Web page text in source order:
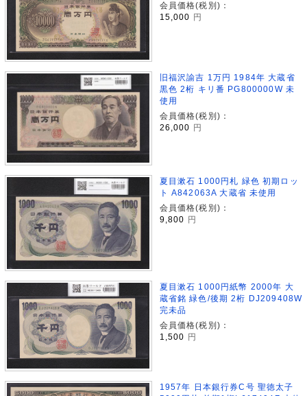
会員価格(税別)：
15,000
円
旧福沢諭吉 1万円 1984年 大蔵省
黒色 2桁 キリ番 PG800000W 未
使用
会員価格(税別)：
26,000 円
夏目漱石 1000円札 緑色 初期ロッ
ト A842063A 大蔵省 未使用
会員価格(税別)：
9,800 円
夏目漱石 1000円紙幣 2000年 大
蔵省銘 緑色/後期 2桁 DJ209408W
完未品
会員価格(税別)：
1,500
円
1957年 日本銀行券C号 聖徳太子